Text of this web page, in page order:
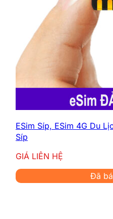
ESim Síp, ESim 4G Du
Síp
GIÁ LIÊN HỆ
Đã